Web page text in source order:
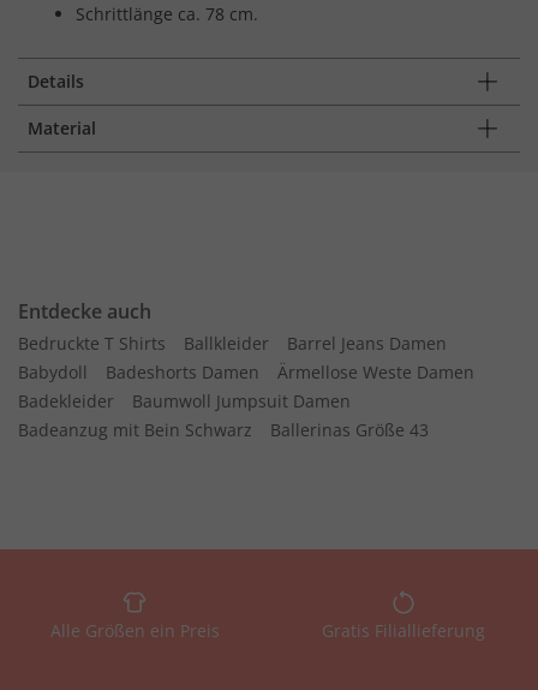
Schrittlänge ca. 78 cm.
Details
Material
Entdecke auch
Bedruckte T Shirts Ballkleider
Barrel Jeans Damen
Babydoll
Badeshorts Damen
Ärmellose Weste Damen
Badekleider
Baumwoll Jumpsuit Damen
Badeanzug mit Bein Schwarz
Ballerinas Größe 43
Alle Größen ein Preis Gratis Filiallieferung